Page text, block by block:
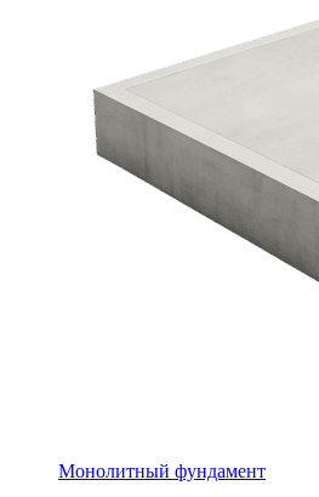
Монолитный фундамент